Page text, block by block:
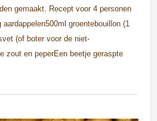
gemaakt. Recept voor 4 personen
aardappelen500ml groentebouillon (1
(of boter voor de niet-
zout en peperEen beetje geraspte